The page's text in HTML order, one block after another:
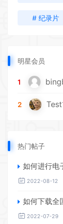
# 纪录片
明星会员
1
2
热门帖子
如何进行电子
2022-08-12
如何下载全
2022-07-29